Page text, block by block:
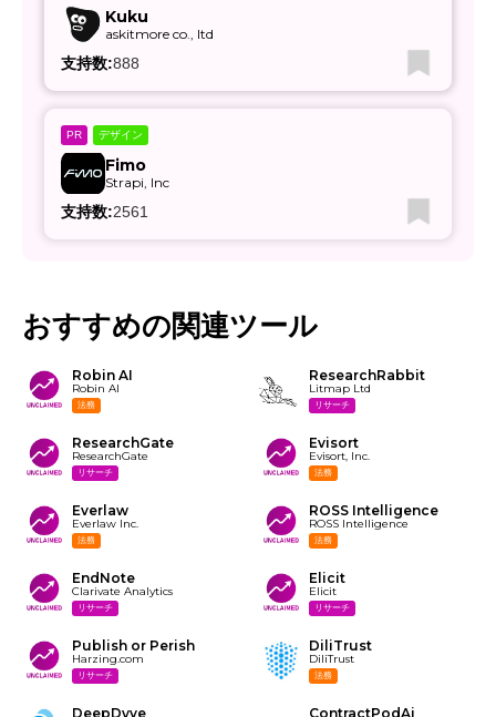
Kuku
askitmore co., ltd
支持数:888
PR デザイン
Fimo
Strapi, Inc
支持数:2561
おすすめの関連ツール
Robin AI
Robin AI
法務
ResearchRabbit
Litmap Ltd
リサーチ
ResearchGate
ResearchGate
リサーチ
Evisort
Evisort, Inc.
法務
Everlaw
Everlaw Inc.
法務
ROSS Intelligence
ROSS Intelligence
法務
EndNote
Clarivate Analytics
リサーチ
Elicit
Elicit
リサーチ
Publish or Perish
Harzing.com
リサーチ
DiliTrust
DiliTrust
法務
DeepDyve ContractPodAi